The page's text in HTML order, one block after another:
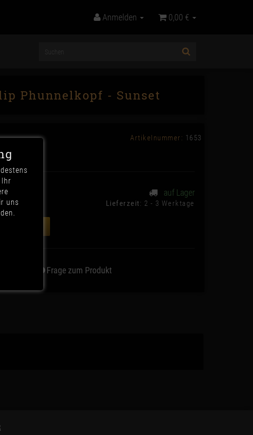
Anmelden 0,00 €
Phunnelkopf - Sunset
Artikelnummer: 1653
auf Lager
Lieferzeit: 2 - 3 Werktage
Frage zum Produkt
uns